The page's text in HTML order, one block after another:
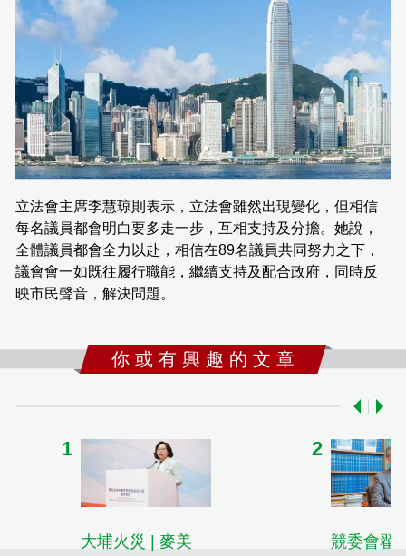
立法會主席李慧琼則表示，立法會雖然出現變化，但相信
每名議員都會明白要多走一步，互相支持及分擔。她說，
全體議員都會全力以赴，相信在89名議員共同努力之下，
議會會一如既往履行職能，繼續支持及配合政府，同時反
映市民聲音，解決問題。
你 或 有 興 趣 的 文 章
大埔火災 | 麥美 競委會翟